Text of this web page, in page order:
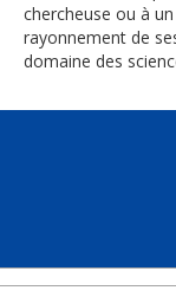
chercheuse ou à
rayonnement de
domaine des